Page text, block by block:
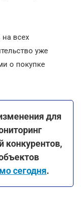
всех
уже
о покупке
для
конкурентов,
сегодня.